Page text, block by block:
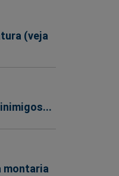
(veja
montaria